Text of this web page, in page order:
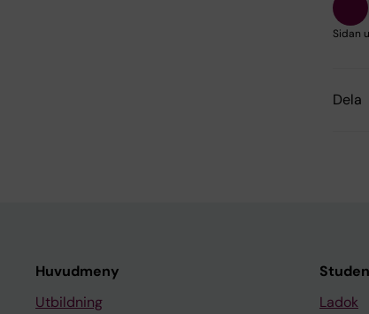
Sidan
Dela
Huvudmeny
Utbildning
Ladok